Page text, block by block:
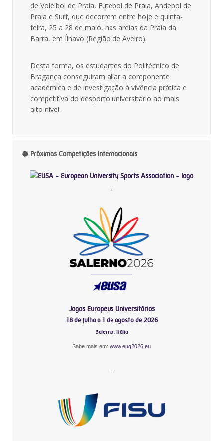
de Voleibol de Praia, Futebol de Praia, Andebol de
Praia e Surf, que decorrem entre hoje e quinta-
feira, 25 a 28 de maio, nas areias da Praia da
Barra, em Ílhavo (Região de Aveiro).
Desta forma, os estudantes do Politécnico de
Bragança conseguiram aliar a componente
académica e de investigação à vivência prática e
competitiva do desporto universitário ao mais
alto nível.
Próximas Competições Internacionais
-
Jogos Europeus Universitários
18 de julho a 1 de agosto de 2026
Salerno, Itália
Sabe mais em: www.eug2026.eu
-